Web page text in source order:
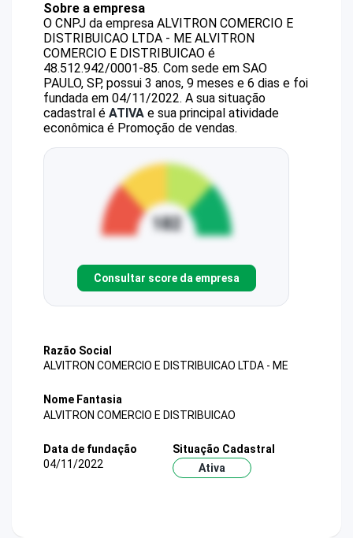
Sobre a empresa
O CNPJ da empresa ALVITRON COMERCIO E
DISTRIBUICAO LTDA - ME ALVITRON
COMERCIO E DISTRIBUICAO é
48.512.942/0001-85. Com sede em SAO
PAULO, SP, possui 3 anos, 9 meses e 6 dias e foi
fundada em 04/11/2022. A sua situação
cadastral é ATIVA e sua principal atividade
econômica é Promoção de vendas.
Consultar score da empresa
Razão Social
ALVITRON COMERCIO E DISTRIBUICAO LTDA - ME
Nome Fantasia
ALVITRON COMERCIO E DISTRIBUICAO
Data de fundação
04/11/2022
Situação Cadastral
Ativa